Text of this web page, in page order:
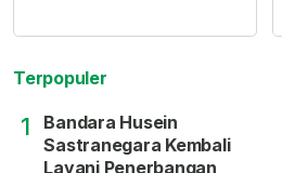
Terpopuler
1
Bandara Husein
Sastranegara Kembali
Layani Penerbangan